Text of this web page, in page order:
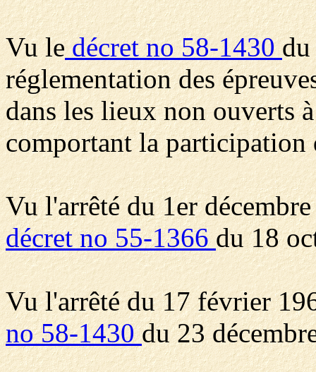
Vu ledécret no 58-1430
réglementation des
dans les lieux non ouverts
comportant la participation
Vu l'arrêté du 1er
décret no 55-1366du 18
Vu l'arrêté du 17 février
no 58-1430du 23